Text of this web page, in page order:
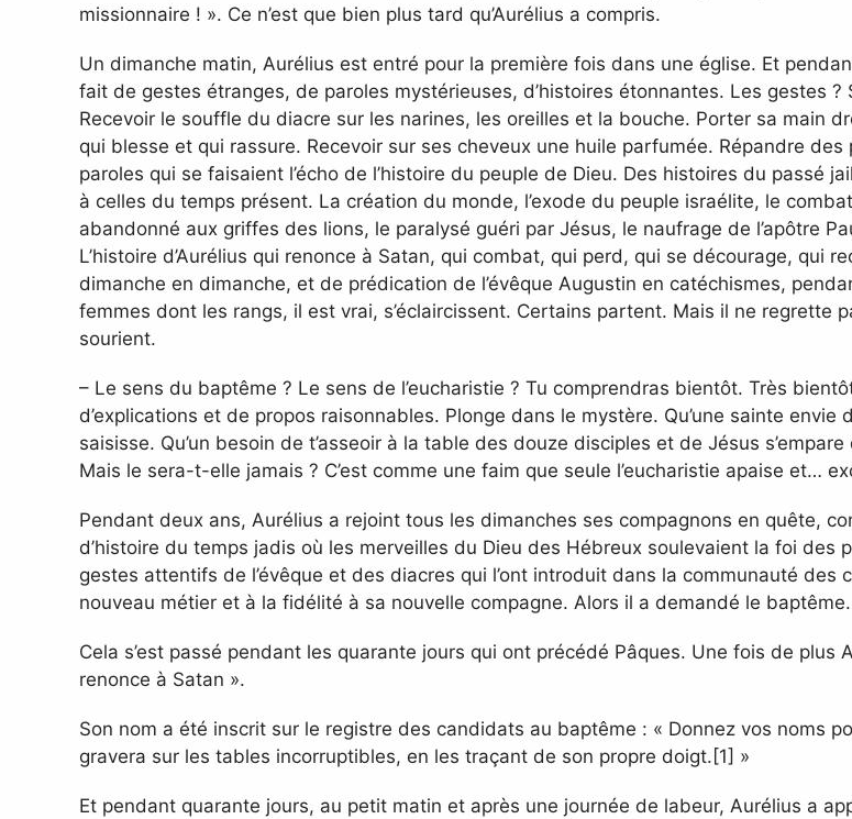
missionnaire ! ». Ce n’est que bien plus tard qu’Aurélius a compris.
Un dimanche matin, Aurélius est entré pour la première fois dans une église. Et
fait de gestes étranges, de paroles mystérieuses, d’histoires étonnantes. Les gestes
Recevoir le souffle du diacre sur les narines, les oreilles et la bouche. Porter sa main
qui blesse et qui rassure. Recevoir sur ses cheveux une huile parfumée. Répandre
paroles qui se faisaient l’écho de l’histoire du peuple de Dieu. Des histoires du passé
à celles du temps présent. La création du monde, l’exode du peuple israélite, le
abandonné aux griffes des lions, le paralysé guéri par Jésus, le naufrage de l’apôtre
L’histoire d’Aurélius qui renonce à Satan, qui combat, qui perd, qui se décourage, qui
dimanche en dimanche, et de prédication de l’évêque Augustin en catéchismes,
femmes dont les rangs, il est vrai, s’éclaircissent. Certains partent. Mais il ne regrette
sourient.
– Le sens du baptême ? Le sens de l’eucharistie ? Tu comprendras bientôt. Très
d’explications et de propos raisonnables. Plonge dans le mystère. Qu’une sainte
saisisse. Qu’un besoin de t’asseoir à la table des douze disciples et de Jésus
Mais le sera-t-elle jamais ? C’est comme une faim que seule l’eucharistie apaise et…
Pendant deux ans, Aurélius a rejoint tous les dimanches ses compagnons en quête,
d’histoire du temps jadis où les merveilles du Dieu des Hébreux soulevaient la foi des
gestes attentifs de l’évêque et des diacres qui l’ont introduit dans la communauté des
nouveau métier et à la fidélité à sa nouvelle compagne. Alors il a demandé le baptême.
Cela s’est passé pendant les quarante jours qui ont précédé Pâques. Une fois de
renonce à Satan ».
Son nom a été inscrit sur le registre des candidats au baptême : « Donnez vos noms
gravera sur les tables incorruptibles, en les traçant de son propre doigt.[1] »
Et pendant quarante jours, au petit matin et après une journée de labeur, Aurélius a